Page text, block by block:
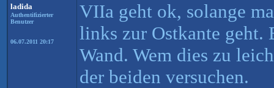
ladida
Authentifizierter
Benutzer
06.07.2011 20:17
VIIa geht ok, solange
links zur Ostkante geht.
Wand. Wem dies zu
der beiden versuchen.